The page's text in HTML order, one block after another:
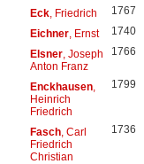
Eck, Friedrich 1767
Eichner, Ernst 1740
Elsner, Joseph
Anton Franz
1766
Enckhausen,
Heinrich
Friedrich
1799
Fasch, Carl
Friedrich
Christian
1736